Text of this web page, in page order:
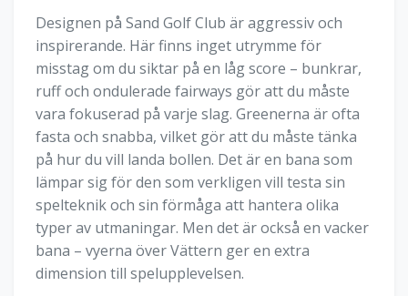
Designen på Sand Golf Club är aggressiv och
inspirerande. Här finns inget utrymme för
misstag om du siktar på en låg score – bunkrar,
ruff och ondulerade fairways gör att du måste
vara fokuserad på varje slag. Greenerna är ofta
fasta och snabba, vilket gör att du måste tänka
på hur du vill landa bollen. Det är en bana som
lämpar sig för den som verkligen vill testa sin
spelteknik och sin förmåga att hantera olika
typer av utmaningar. Men det är också en vacker
bana – vyerna över Vättern ger en extra
dimension till spelupplevelsen.